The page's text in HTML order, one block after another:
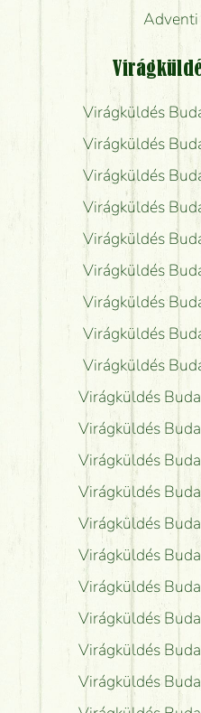
Adventi
Virágküldés
Virágküldés
Virágküldés
Virágküldés
Virágküldés
Virágküldés
Virágküldés
Virágküldés
Virágküldés
Virágküldés
Virágküldés
Virágküldés
Virágküldés
Virágküldés
Virágküldés
Virágküldés
Virágküldés
Virágküldés
Virágküldés